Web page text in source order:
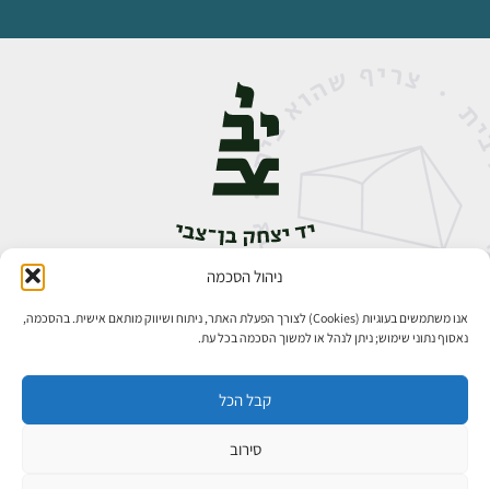
ניהול הסכמה
אנו משתמשים בעוגיות (Cookies) לצורך הפעלת האתר, ניתוח ושיווק מותאם אישית. בהסכמה,
נאסוף נתוני שימוש; ניתן לנהל או למשוך הסכמה בכל עת.
קבל הכל
סירוב
אבן גבירול 14, רחביה, ירושלים